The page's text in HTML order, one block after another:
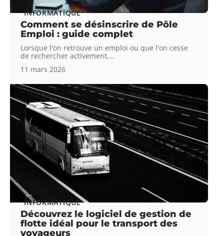
INFORMATIQUE
Comment se désinscrire de Pôle
Emploi : guide complet
Lorsque l'on retrouve un emploi ou que l'on cesse
de rechercher activement,…
11 mars 2026
INFORMATIQUE
Découvrez le logiciel de gestion de
flotte idéal pour le transport des
voyageurs